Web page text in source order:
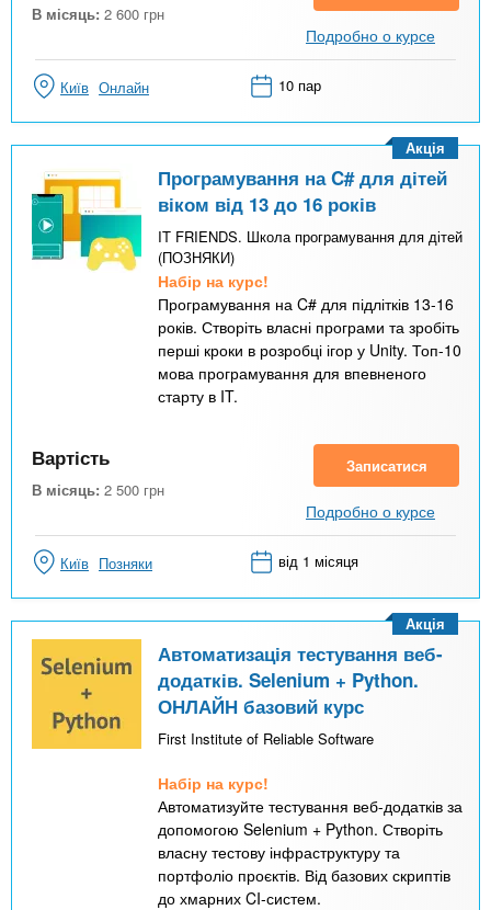
В місяць: 2 600 грн
Подробно о курсе
Київ Онлайн 10 пар
Програмування на C# для дітей
віком від 13 до 16 років
IT FRIENDS. Школа програмування для дітей
(ПОЗНЯКИ)
Набір на курс!
Програмування на C# для підлітків 13-16
років. Створіть власні програми та зробіть
перші кроки в розробці ігор у Unity. Топ-10
мова програмування для впевненого
старту в IT.
Акція
Вартість
В місяць: 2 500 грн
Записатися
Подробно о курсе
Київ Позняки від 1 місяця
Автоматизація тестування веб-
додатків. Selenium + Python.
ОНЛАЙН базовий курс
First Institute of Reliable Software
Набір на курс!
Автоматизуйте тестування веб-додатків за
допомогою Selenium + Python. Створіть
власну тестову інфраструктуру та
портфоліо проєктів. Від базових скриптів
до хмарних CI-систем.
Акція